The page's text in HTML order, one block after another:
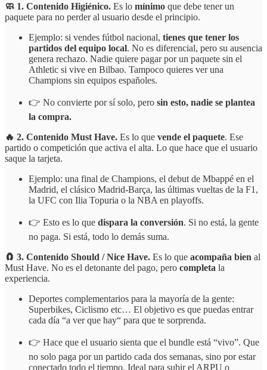
🧼 1. Contenido Higiénico. Es lo mínimo que debe tener un
paquete para no perder al usuario desde el principio.
Ejemplo: si vendes fútbol nacional, tienes que tener los
partidos del equipo local. No es diferencial, pero su ausencia
genera rechazo. Nadie quiere pagar por un paquete sin el
Athletic si vive en Bilbao. Tampoco quieres ver una
Champions sin equipos españoles.
👉 No convierte por sí solo, pero sin esto, nadie se plantea
la compra.
🔥 2. Contenido Must Have. Es lo que vende el paquete. Ese
partido o competición que activa el alta. Lo que hace que el usuario
saque la tarjeta.
Ejemplo: una final de Champions, el debut de Mbappé en el
Madrid, el clásico Madrid-Barça, las últimas vueltas de la F1,
la UFC con Ilia Topuria o la NBA en playoffs.
👉 Esto es lo que dispara la conversión. Si no está, la gente
no paga. Si está, todo lo demás suma.
🧲 3. Contenido Should / Nice Have. Es lo que acompaña bien al
Must Have. No es el detonante del pago, pero completa la
experiencia.
Deportes complementarios para la mayoría de la gente:
Superbikes, Ciclismo etc… El objetivo es que puedas entrar
cada día “a ver que hay“ para que te sorprenda.
👉 Hace que el usuario sienta que el bundle está “vivo”. Que
no solo paga por un partido cada dos semanas, sino por estar
conectado todo el tiempo. Ideal para subir el ARPU o